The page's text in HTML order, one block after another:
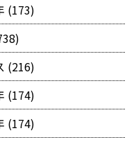
(173)
(216)
(174)
(174)